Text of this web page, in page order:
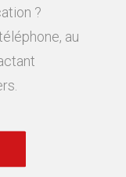
?
au